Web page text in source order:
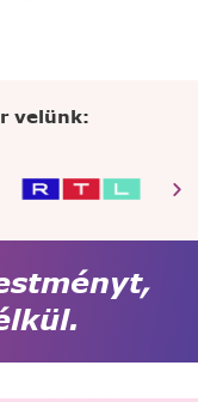
velünk: